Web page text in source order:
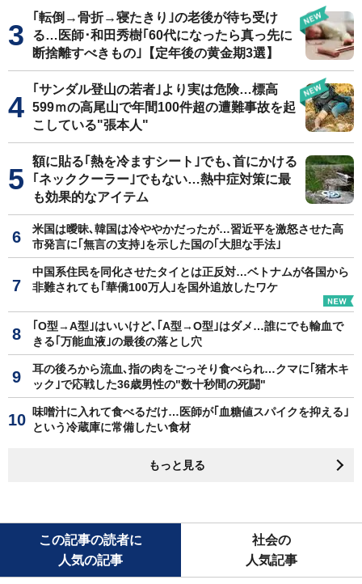
｢転倒→骨折→寝たきり｣の老後が待ち受け
る…医師･和田秀樹｢60代になったら真っ先に
断捨離すべきもの｣【定年後の黄金期3選】
｢サンダル登山の若者｣より実は危険…標高
599ｍの高尾山で年間100件超の遭難事故を起
こしている"張本人"
額に貼る｢熱を冷ますシート｣でも､首にかける
｢ネッククーラー｣でもない…熱中症対策に最
も効果的なアイテム
米国は曖昧､韓国は冷ややかだったが…習近平を激怒させた高
市発言に｢無言の支持｣を示した国の｢大胆な手法｣
中国系住民を同化させたタイとは正反対…ベトナムが各国から
非難されても｢華僑100万人｣を国外追放したワケ
｢O型→A型｣はいいけど､｢A型→O型｣はダメ…誰にでも輸血で
きる｢万能血液｣の最後の落とし穴
耳の後ろから流血､指の肉をごっそり食べられ…クマに｢猪木キ
ック｣で応戦した36歳男性の"数十秒間の死闘"
味噌汁に入れて食べるだけ…医師が｢血糖値スパイクを抑える｣
という冷蔵庫に常備したい食材
もっと見る
この記事の読者に
人気の記事
社会の
人気記事